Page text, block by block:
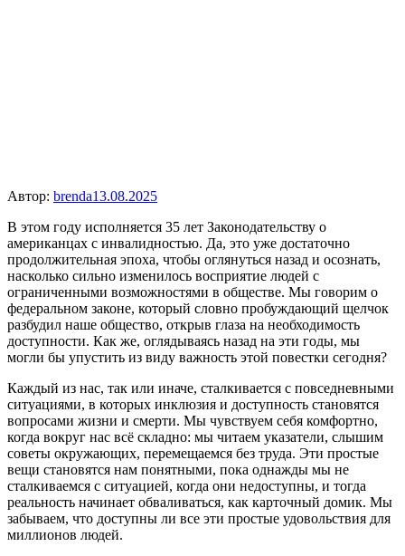
Автор: brenda13.08.2025
В этом году исполняется 35 лет Законодательству о
американцах с инвалидностью. Да, это уже достаточно
продолжительная эпоха, чтобы оглянуться назад и осознать,
насколько сильно изменилось восприятие людей с
ограниченными возможностями в обществе. Мы говорим о
федеральном законе, который словно пробуждающий щелчок
разбудил наше общество, открыв глаза на необходимость
доступности. Как же, оглядываясь назад на эти годы, мы
могли бы упустить из виду важность этой повестки сегодня?
Каждый из нас, так или иначе, сталкивается с повседневными
ситуациями, в которых инклюзия и доступность становятся
вопросами жизни и смерти. Мы чувствуем себя комфортно,
когда вокруг нас всё складно: мы читаем указатели, слышим
советы окружающих, перемещаемся без труда. Эти простые
вещи становятся нам понятными, пока однажды мы не
сталкиваемся с ситуацией, когда они недоступны, и тогда
реальность начинает обваливаться, как карточный домик. Мы
забываем, что доступны ли все эти простые удовольствия для
миллионов людей.